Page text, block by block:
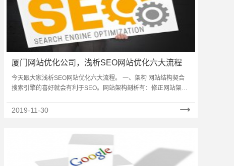
厦门网站优化公司，浅析SEO网站优化六大流程
今天跟大家浅析SEO网站优化六大流程。 一、架构 网站结构契合
搜索引擎的喜好就会有利于SEO。网站架构剖析有：修正网站架构
……
2019-11-30